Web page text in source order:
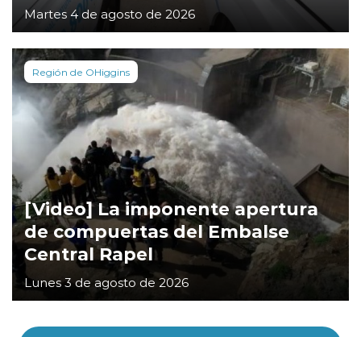
Martes 4 de agosto de 2026
Región de OHiggins
[Video] La imponente apertura
de compuertas del Embalse
Central Rapel
Lunes 3 de agosto de 2026